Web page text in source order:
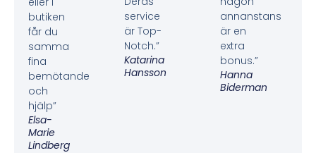
butiken
får du
samma
fina
bemötande
och
hjälp”
Elsa-
Marie
Lindberg
service
är Top-
Notch.”
Katarina
Hansson
annanstans
är en
extra
bonus.”
Hanna
Biderman